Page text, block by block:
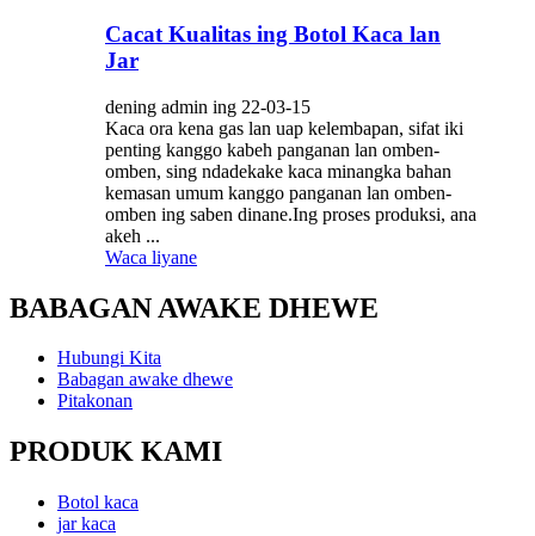
Cacat Kualitas ing Botol Kaca lan
Jar
dening admin ing 22-03-15
Kaca ora kena gas lan uap kelembapan, sifat iki
penting kanggo kabeh panganan lan omben-
omben, sing ndadekake kaca minangka bahan
kemasan umum kanggo panganan lan omben-
omben ing saben dinane.Ing proses produksi, ana
akeh ...
Waca liyane
BABAGAN AWAKE DHEWE
Hubungi Kita
Babagan awake dhewe
Pitakonan
PRODUK KAMI
Botol kaca
jar kaca